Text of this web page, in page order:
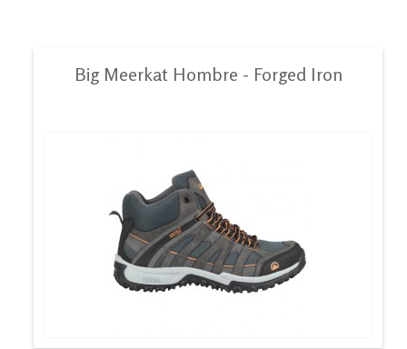
Big Meerkat Hombre - Forged Iron